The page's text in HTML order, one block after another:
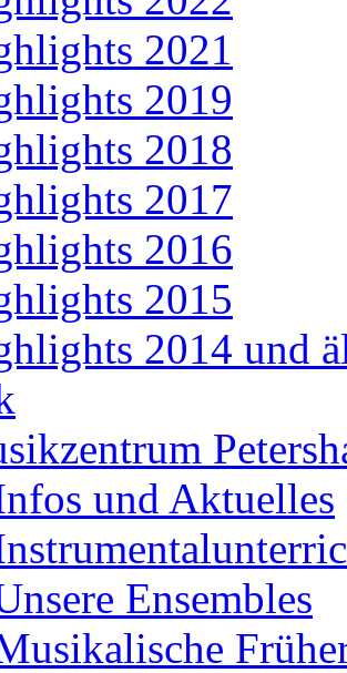
2021
2019
2018
2017
2016
2015
2014 und
und Aktuelles
Ensembles